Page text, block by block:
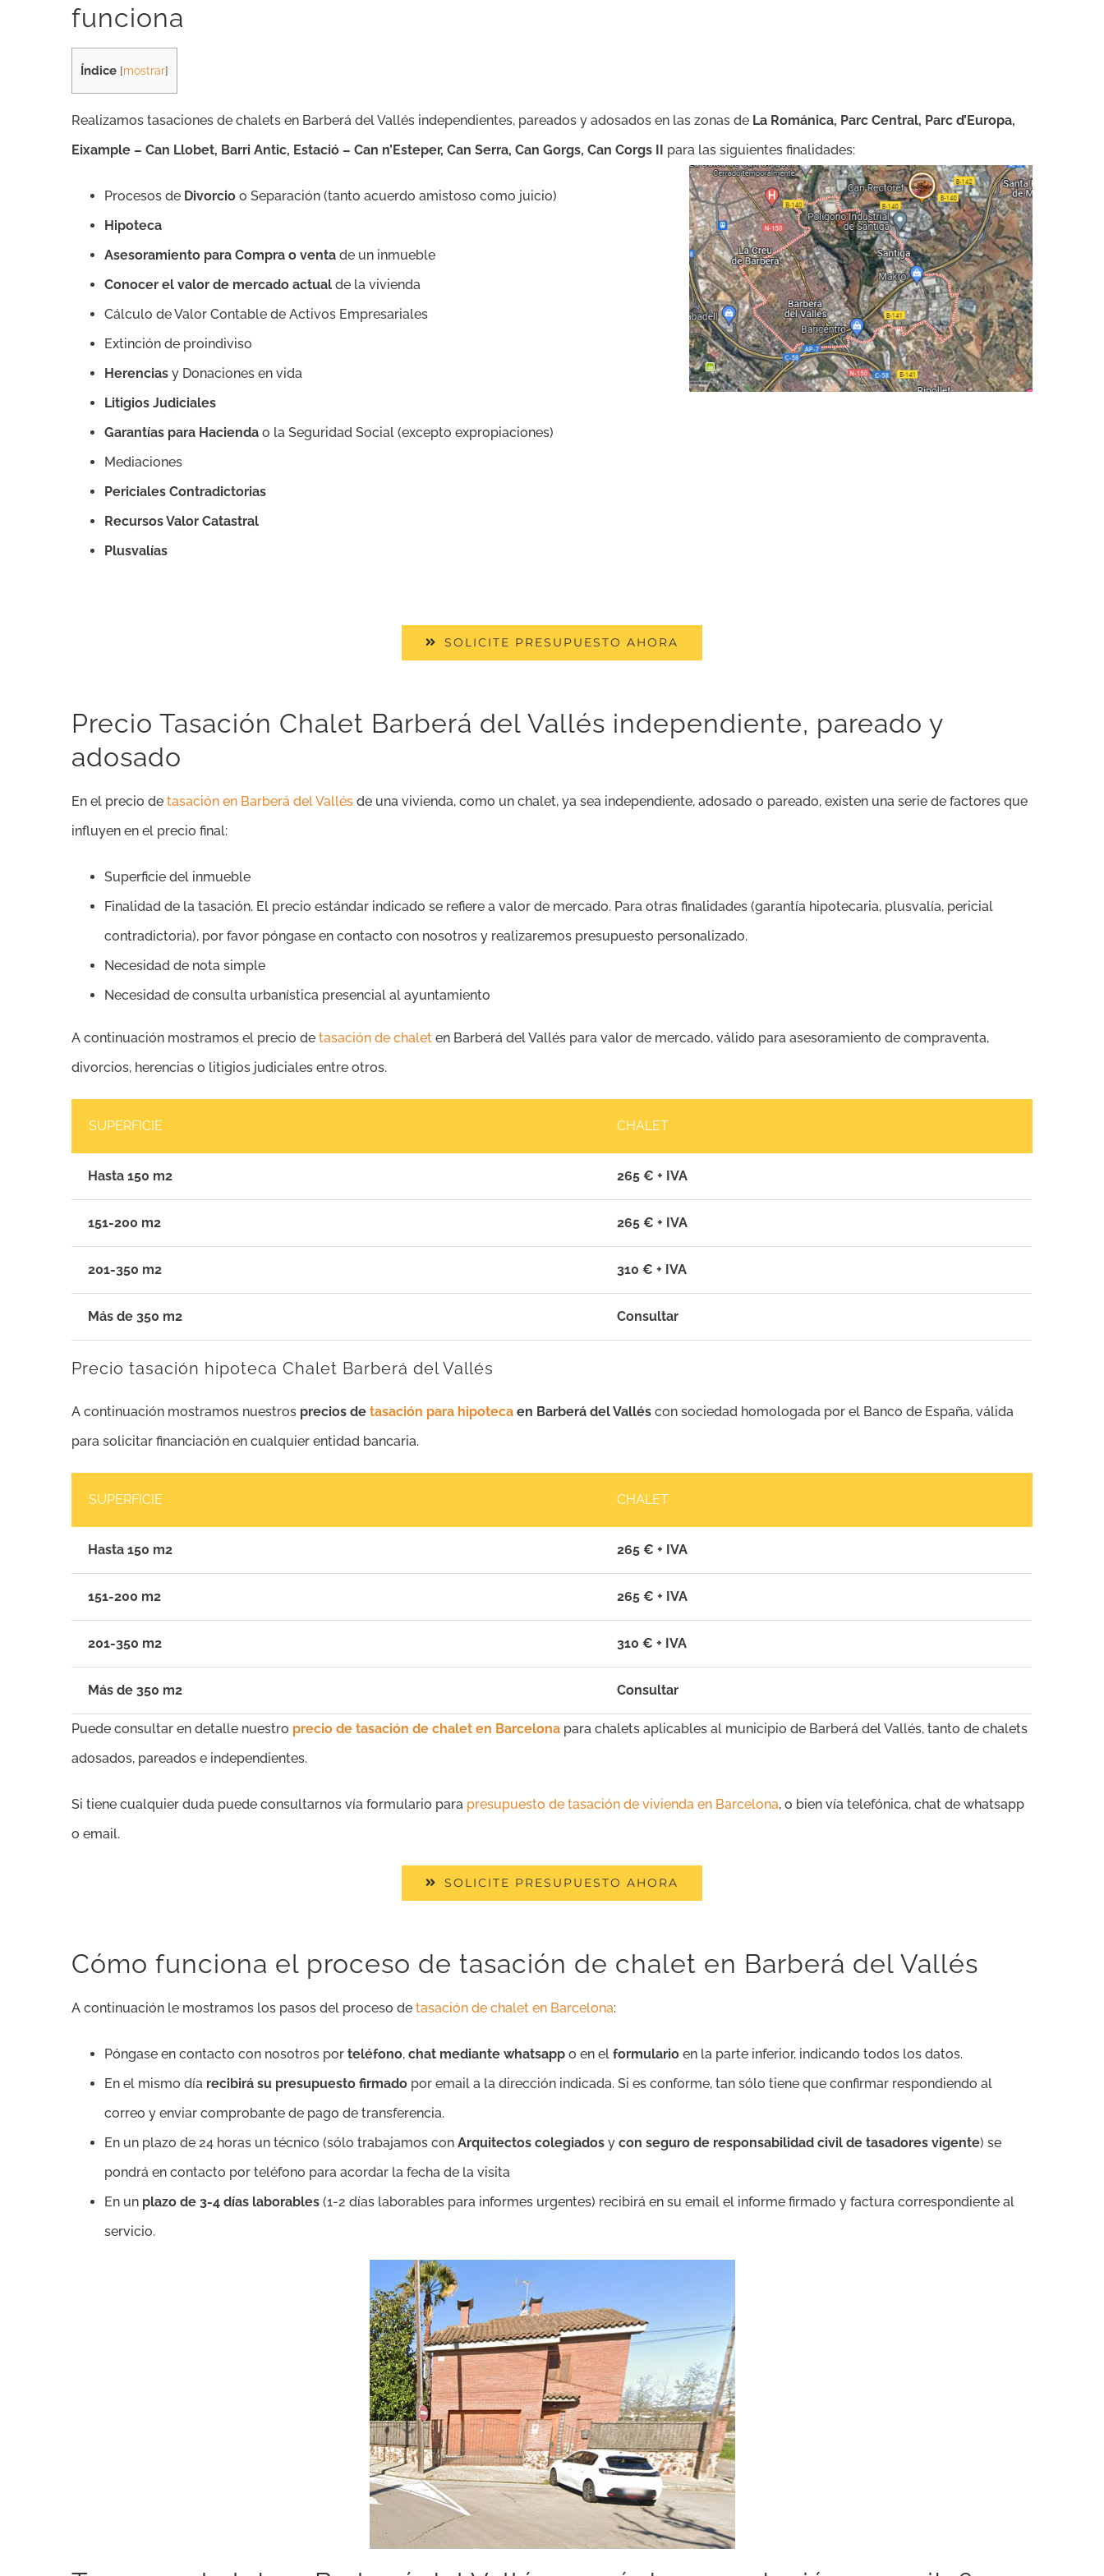
funciona
Índice [mostrar]
Realizamos tasaciones de chalets en Barberá del Vallés independientes, pareados y adosados en las zonas de La Románica, Parc Central, Parc d’Europa,
Eixample – Can Llobet, Barri Antic, Estació – Can n’Esteper, Can Serra, Can Gorgs, Can Corgs II
para las siguientes finalidades:
Procesos de Divorcio o Separación (tanto acuerdo amistoso como juicio)
Hipoteca
Asesoramiento para Compra o venta de un inmueble
Conocer el valor de mercado actual de la vivienda
Cálculo de Valor Contable de Activos Empresariales
Extinción de proindiviso
Herencias y Donaciones en vida
Litigios Judiciales
Garantías para Hacienda o la Seguridad Social (excepto expropiaciones)
Mediaciones
Periciales Contradictorias
Recursos Valor Catastral
Plusvalías
SOLICITE PRESUPUESTO AHORA
Precio Tasación Chalet Barberá del Vallés independiente, pareado y
adosado
En el precio de tasación en Barberá del Vallés de una vivienda, como un chalet, ya sea independiente, adosado o pareado, existen una serie de factores que
influyen en el precio final:
Superficie del inmueble
Finalidad de la tasación. El precio estándar indicado se refiere a valor de mercado. Para otras finalidades (garantía hipotecaria, plusvalía, pericial
contradictoria), por favor póngase en contacto con nosotros y realizaremos presupuesto personalizado.
Necesidad de nota simple
Necesidad de consulta urbanística presencial al ayuntamiento
A continuación mostramos el precio de tasación de chalet en Barberá del Vallés para valor de mercado, válido para asesoramiento de compraventa,
divorcios, herencias o litigios judiciales entre otros.
SUPERFICIE CHALET
Hasta 150 m2 265 € + IVA
151-200 m2 265 € + IVA
201-350 m2 310 € + IVA
Más de 350 m2 Consultar
Precio tasación hipoteca Chalet Barberá del Vallés
A continuación mostramos nuestros precios de tasación para hipoteca en Barberá del Vallés con sociedad homologada por el Banco de España, válida
para solicitar financiación en cualquier entidad bancaria.
SUPERFICIE CHALET
Hasta 150 m2 265 € + IVA
151-200 m2 265 € + IVA
201-350 m2 310 € + IVA
Más de 350 m2 Consultar
Puede consultar en detalle nuestro precio de tasación de chalet en Barcelona para chalets aplicables al municipio de Barberá del Vallés, tanto de chalets
adosados, pareados e independientes.
Si tiene cualquier duda puede consultarnos vía formulario para presupuesto de tasación de vivienda en Barcelona, o bien vía telefónica, chat de whatsapp
o email.
SOLICITE PRESUPUESTO AHORA
Cómo funciona el proceso de tasación de chalet en Barberá del Vallés
A continuación le mostramos los pasos del proceso de tasación de chalet en Barcelona:
Póngase en contacto con nosotros por teléfono, chat mediante whatsapp o en el formulario en la parte inferior, indicando todos los datos.
En el mismo día recibirá su presupuesto firmado por email a la dirección indicada. Si es conforme, tan sólo tiene que confirmar respondiendo al
correo y enviar comprobante de pago de transferencia.
En un plazo de 24 horas un técnico (sólo trabajamos con Arquitectos colegiados y con seguro de responsabilidad civil de tasadores vigente) se
pondrá en contacto por teléfono para acordar la fecha de la visita
En un plazo de 3-4 días laborables (1-2 días laborables para informes urgentes) recibirá en su email el informe firmado y factura correspondiente al
servicio.